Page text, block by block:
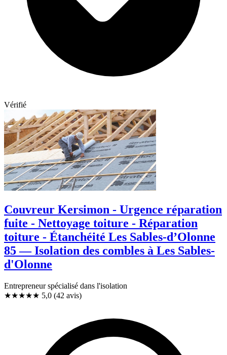
Vérifié
Couvreur Kersimon - Urgence réparation
fuite - Nettoyage toiture - Réparation
toiture - Étanchéité Les Sables-d’Olonne
85 — Isolation des combles à Les Sables-
d'Olonne
Entrepreneur spécialisé dans l'isolation
★★★★★ 5,0 (42 avis)